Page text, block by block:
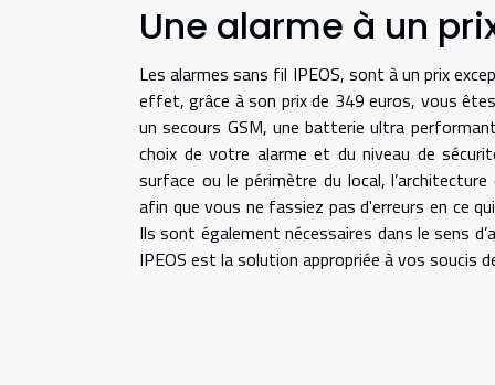
Une alarme à un
Les alarmes sans fil IPEOS, sont à un prix
effet, grâce à son prix de 349 euros, vous
un secours GSM, une batterie ultra
choix de votre alarme et du niveau de
surface ou le périmètre du local,
afin que vous ne fassiez pas d'erreurs en ce
Ils sont également nécessaires dans le sens
IPEOS est la solution appropriée à vos soucis